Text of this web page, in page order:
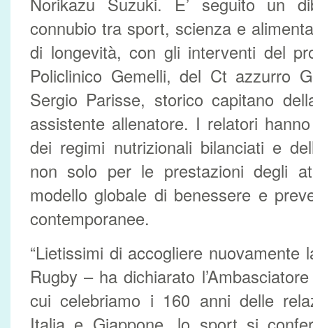
connubio tra sport, scienza e
di longevità, con gli interventi del
Policlinico Gemelli, del Ct azzurro
Sergio Parisse, storico capitano
assistente allenatore. I relatori
dei regimi nutrizionali bilanciati e
non solo per le prestazioni degli
modello globale di benessere e
contemporanee.
“Lietissimi di accogliere nuovamente
Rugby – ha dichiarato
cui celebriamo i 160 anni delle